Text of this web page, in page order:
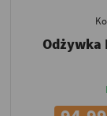
Odżywka